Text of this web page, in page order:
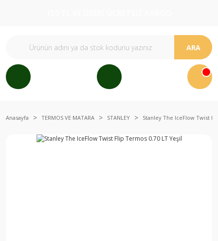
ARA
Anasayfa TERMOS VE MATARA STANLEY Stanley The IceFlow Twist